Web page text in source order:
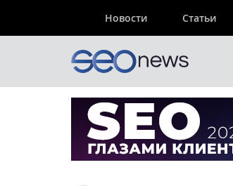
Новости Статьи